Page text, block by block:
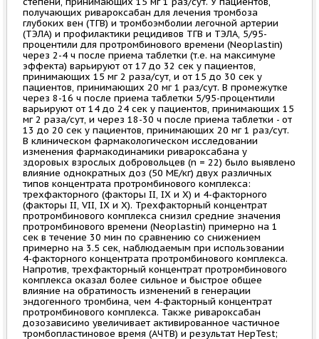
получающих ривароксабан для лечения тромбоза
глубоких вен (ТГВ) и тромбоэмболии легочной артерии
(ТЭЛА) и профилактики рецидивов ТГВ и ТЭЛА, 5/95-
процентили для протромбинового времени (Neoplastin)
через 2-4 ч после приема таблетки (т.е. на максимуме
эффекта) варьируют от 17 до 32 сек у пациентов,
принимающих 15 мг 2 раза/сут, и от 15 до 30 сек у
пациентов, принимающих 20 мг 1 раз/сут. В промежутке
через 8-16 ч после приема таблетки 5/95-процентили
варьируют от 14 до 24 сек у пациентов, принимающих 15
мг 2 раза/сут, и через 18-30 ч после приема таблетки - от
13 до 20 сек у пациентов, принимающих 20 мг 1 раз/сут.
В клиническом фармакологическом исследовании
изменения фармакодинамики ривароксабана у
здоровых взрослых добровольцев (n = 22) было выявлено
влияние однократных доз (50 МЕ/кг) двух различных
типов концентрата протромбинового комплекса:
трехфакторного (факторы II, IX и X) и 4-факторного
(факторы II, VII, IX и X). Трехфакторный концентрат
протромбинового комплекса снизил средние значения
протромбинового времени (Neoplastin) примерно на 1
сек в течение 30 мин по сравнению со снижением
примерно на 3.5 сек, наблюдаемым при использовании
4-факторного концентрата протромбинового комплекса.
Напротив, трехфакторный концентрат протромбинового
комплекса оказал более сильное и быстрое общее
влияние на обратимость изменений в генерации
эндогенного тромбина, чем 4-факторный концентрат
протромбинового комплекса. Также ривароксабан
дозозависимо увеличивает активированное частичное
тромбопластиновое время (АЧТВ) и результат HepTest;